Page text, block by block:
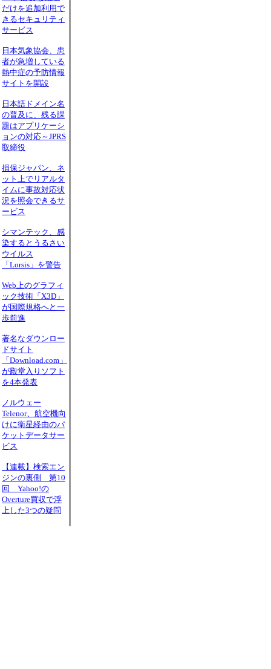
だけを追加利用で
きるセキュリティ
サービス
日本気象協会、患
者が急増している
熱中症の予防情報
サイトを開設
日本語ドメイン名
の普及に、残る課
題はアプリケーシ
ョンの対応～JPRS
取締役
損保ジャパン、ネ
ット上でリアルタ
イムに事故対応状
況を照会できるサ
ービス
シマンテック、感
染するとうるさい
ウイルス
「Lorsis」を警告
Web上のグラフィ
ック技術「X3D」
が国際規格へと一
歩前進
著名なダウンロー
ドサイト
「Download.com」
が殿堂入りソフト
を4本発表
ノルウェー
Telenor、航空機向
けに衛星経由のパ
ケットデータサー
ビス
【連載】検索エン
ジンの裏側 第10
回 Yahoo!の
Overture買収で浮
上した3つの疑問